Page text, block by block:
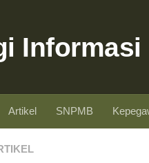
Informasi
Artikel SNPMB